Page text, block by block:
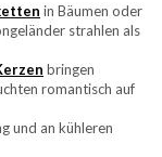
in Bäumen oder
strahlen als
bringen
romantisch auf
und an kühleren